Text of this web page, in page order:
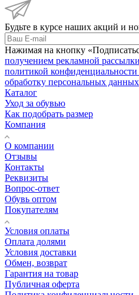
Будьте в курсе наших акций и
Нажимая на кнопку
получением рекламной
политикой конфиденциальности
обработку персональных данных
Каталог
Уход за обувью
Как подобрать размер
Компания
О компании
Отзывы
Контакты
Реквизиты
Вопрос-ответ
Обувь оптом
Покупателям
Условия оплаты
Оплата долями
Условия доставки
Обмен, возврат
Гарантия на товар
Публичная оферта